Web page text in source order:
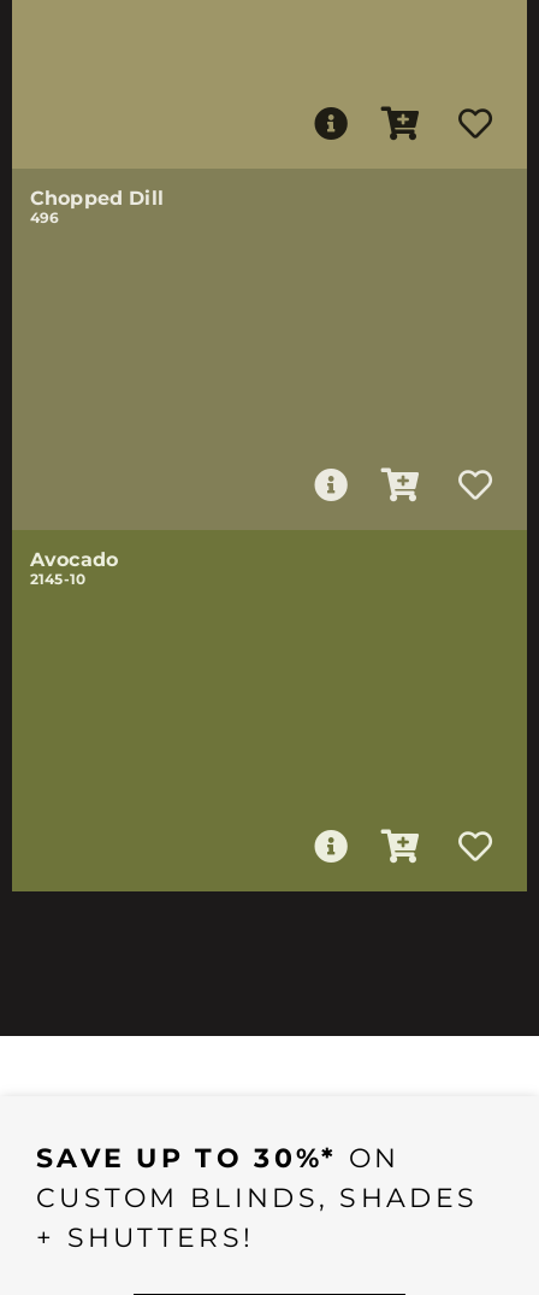
Chopped Dill
496
Avocado
2145-10
SAVE UP TO 30%* ON
CUSTOM BLINDS, SHADES
+ SHUTTERS!